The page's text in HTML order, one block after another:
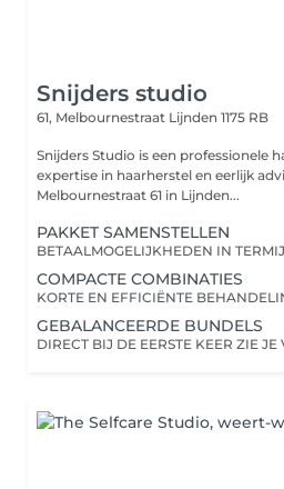
Snijders studio
61, Melbournestraat Lijnden 1175 RB
Snijders Studio is een professionele
expertise in haarherstel en eerlijk
Melbournestraat 61 in Lijnden...
PAKKET SAMENSTELLEN
BETAALMOGELIJKHEDEN IN
COMPACTE COMBINATIES
GEBALANCEERDE BUNDELS